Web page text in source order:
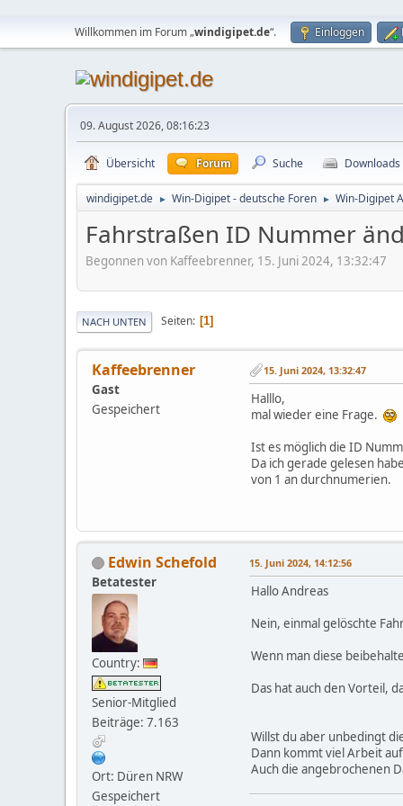
Willkommen im Forum „windigipet.de“. Einloggen
09. August 2026, 08:16:23
Übersicht Forum Suche Downloads
windigipet.de ► Win-Digipet - deutsche Foren ► Win-Digipet
Fahrstraßen ID Nummer
Begonnen von Kaffeebrenner, 15. Juni 2024, 13:32:47
NACH UNTEN Seiten 1
Kaffeebrenner
Gast
Gespeichert
15. Juni 2024, 13:32:47
Halllo,
mal wieder eine Frage.
Ist es möglich die ID
Da ich gerade gelesen
von 1 an durchnumerien.
Edwin Schefold
Betatester
Country:
Senior-Mitglied
Beiträge: 7.163
Ort: Düren NRW
Gespeichert
15. Juni 2024, 14:12:56
Hallo Andreas
Nein, einmal gelöschte
Wenn man diese
Das hat auch den Vorteil,
Willst du aber unbedingt
Dann kommt viel Arbeit
Auch die angebrochenen